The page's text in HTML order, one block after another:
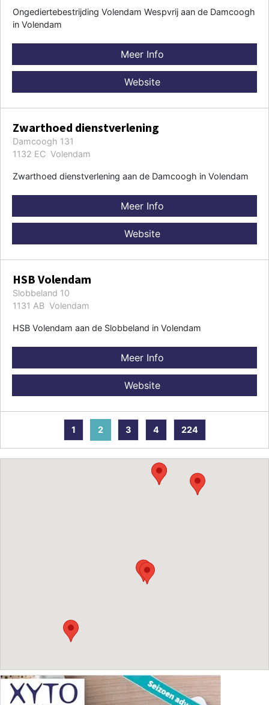
Ongediertebestrijding Volendam Wespvrij aan de Damcoogh
in Volendam
Meer Info
Website
Zwarthoed dienstverlening
Damcoogh 131
1132 EC Volendam
Zwarthoed dienstverlening aan de Damcoogh in Volendam
Meer Info
Website
HSB Volendam
Slobbeland 10
1131 AB Volendam
HSB Volendam aan de Slobbeland in Volendam
Meer Info
Website
1 2 3 4 224